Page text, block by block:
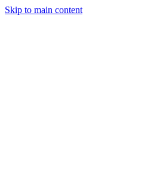
Skip to main content